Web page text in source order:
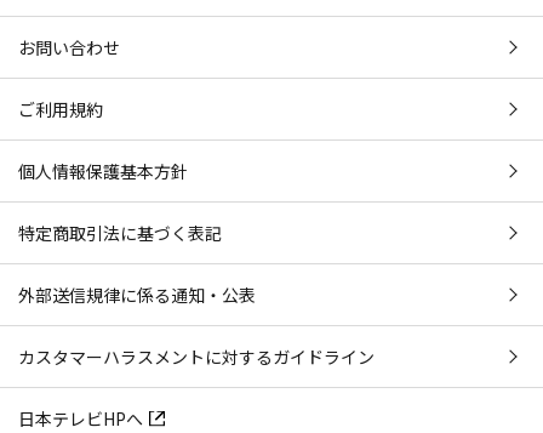
お問い合わせ
ご利用規約
個人情報保護基本方針
特定商取引法に基づく表記
外部送信規律に係る通知・公表
カスタマーハラスメントに対するガイドライン
日本テレビHPへ